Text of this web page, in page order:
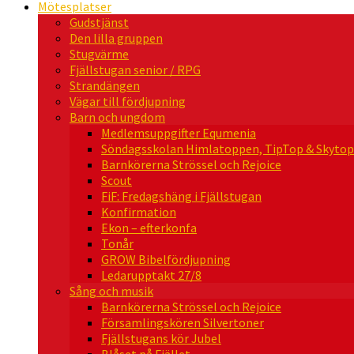
Mötesplatser
Gudstjänst
Den lilla gruppen
Stugvärme
Fjällstugan senior / RPG
Strandängen
Vägar till fördjupning
Barn och ungdom
Medlemsuppgifter Equmenia
Söndagsskolan Himlatoppen, TipTop &
Barnkörerna Strössel och Rejoice
Scout
FiF: Fredagshäng i Fjällstugan
Konfirmation
Ekon – efterkonfa
Tonår
GROW Bibelfördjupning
Ledarupptakt 27/8
Sång och musik
Barnkörerna Strössel och Rejoice
Församlingskören Silvertoner
Fjällstugans kör Jubel